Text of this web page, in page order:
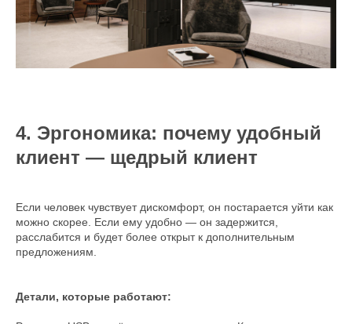
4. Эргономика: почему удобный
клиент — щедрый клиент
Если человек чувствует дискомфорт, он постарается уйти как
можно скорее. Если ему удобно — он задержится,
расслабится и будет более открыт к дополнительным
предложениям.
Детали, которые работают: